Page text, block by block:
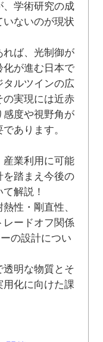
、学術研究の成
ないのが現状
ば、光制御が
化が進む日本で
タルツインの広
の実現には近赤
感度や視野角が
あります。
業利用に可能
を踏まえ今後の
解説！
性・剛直性、
レードオフ関係
の設計につい
明な物質とそ
用化に向けた課